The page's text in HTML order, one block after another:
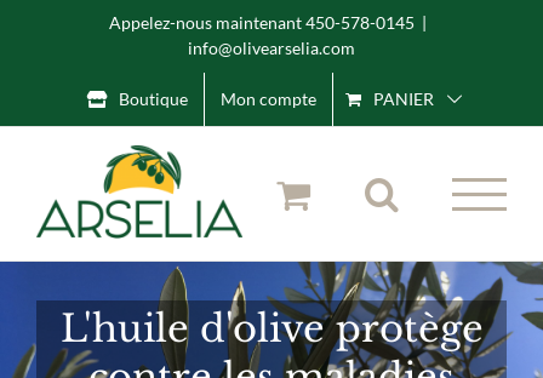
Appelez-nous maintenant 450-578-0145 |
info@olivearselia.com
Boutique Mon compte PANIER
L'huile d'olive protège